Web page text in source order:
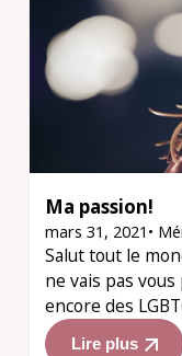
Ma passion!
mars 31, 2021 •
Salut tout le
ne vais pas
encore des
Lire plus